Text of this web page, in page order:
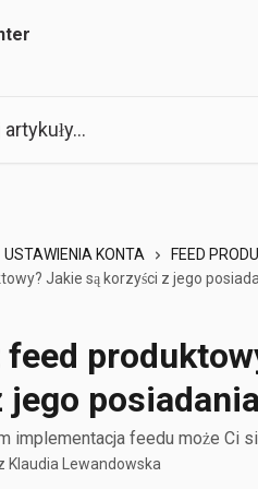
USTAWIENIA KONTA
FEED
Jakie są korzyści z jego
jego
implementacja feedu może Ci
Klaudia Lewandowska